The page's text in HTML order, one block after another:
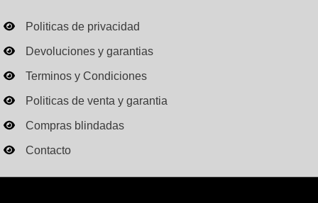
Politicas de privacidad
Devoluciones y garantias
Terminos y Condiciones
Politicas de venta y garantia
Compras blindadas
Contacto